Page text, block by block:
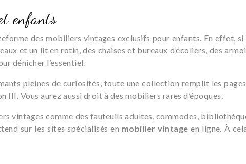
enfants
des mobiliers vintages exclusifs pour enfants. En effet,
et un lit en rotin, des chaises et bureaux d’écoliers, des
dénicher l’essentiel.
pleines de curiosités, toute une collection remplit les
Vous aurez aussi droit à des mobiliers rares d’époques.
vintages comme des fauteuils adultes, commodes,
sur les sites spécialisés en mobilier vintage en ligne. À